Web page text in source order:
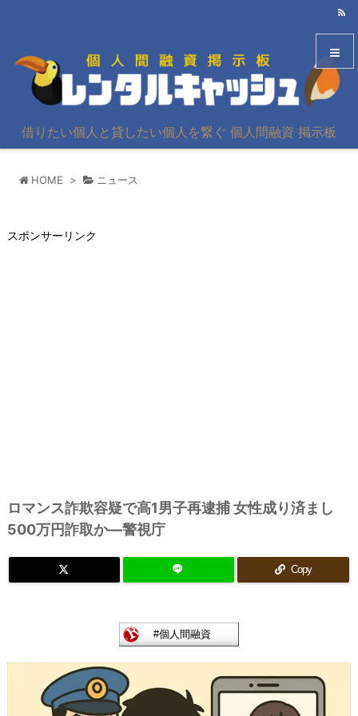
借りたい個人と貸したい個人を繋ぐ 個人間融資 掲示板
HOME > ニュース
スポンサーリンク
ロマンス詐欺容疑で高1男子再逮捕 女性成り済まし
500万円詐取か―警視庁
Copy